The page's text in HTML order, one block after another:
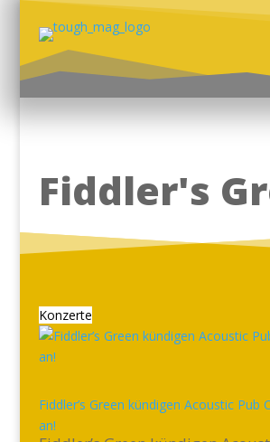
Fiddler's
Konzerte
Fiddler’s Green kündigen Acoustic Pub
an!